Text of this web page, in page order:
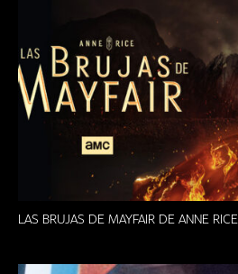
LAS BRUJAS DE MAYFAIR DE ANNE RICE